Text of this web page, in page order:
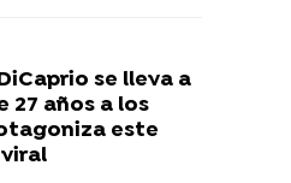
se lleva a
27 años a los
este